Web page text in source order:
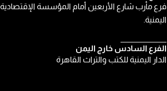
فرع مأرب شارع الأربعين أمام المؤسسة الإقتصادية
اليمنية.
الفرع السادس خارج اليمن
الدار اليمنية للكتب والتراث القاهرة